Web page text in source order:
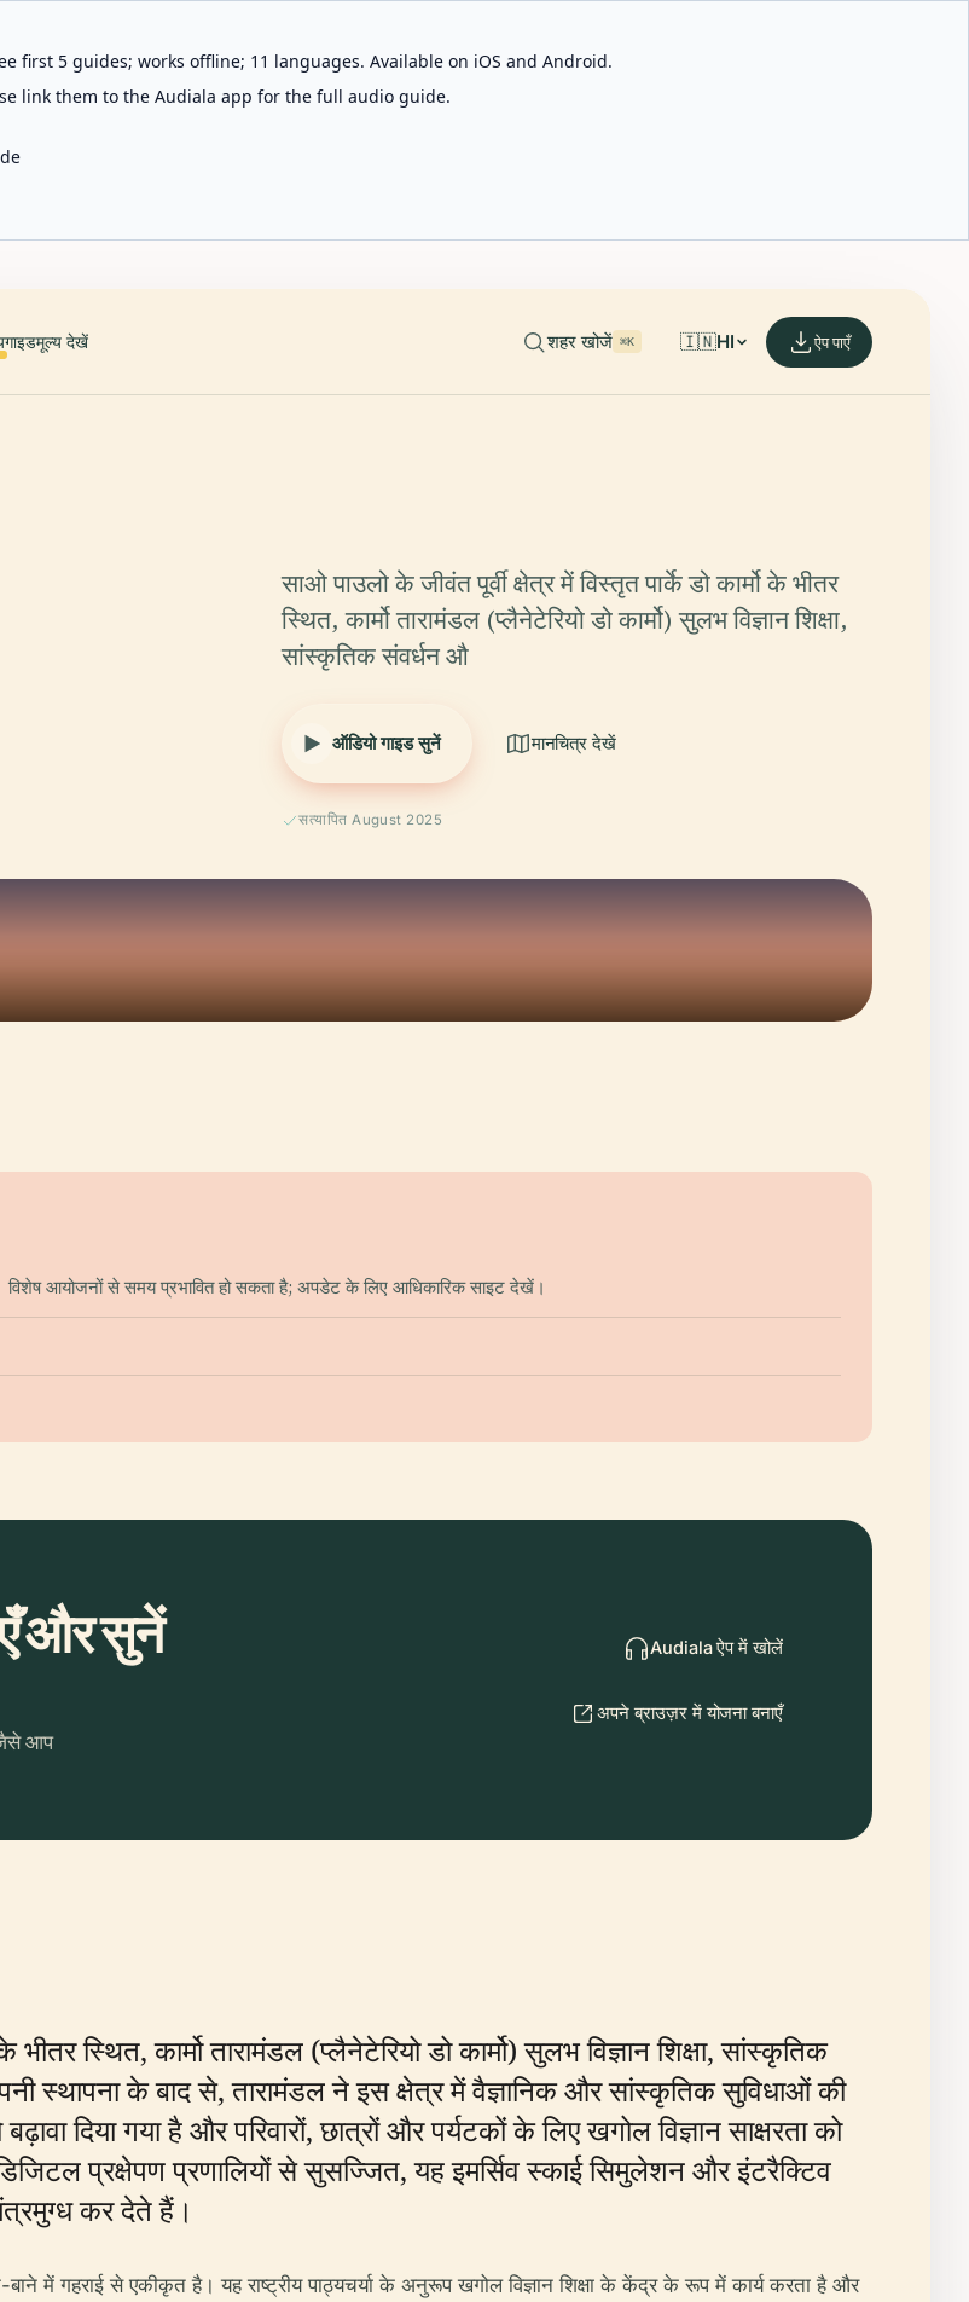
first 5 guides; works offline; 11 languages. Available on iOS and Android.
link them to the Audiala app for the full audio guide.
गाइडमूल्य देखें शहर खोजें ⌘K 🇮🇳HI ऐप पाएँ
साओ पाउलो के जीवंत पूर्वी क्षेत्र में विस्तृत पार्के डो कार्मो के भीतर
स्थित, कार्मो तारामंडल (प्लैनेटेरियो डो कार्मो) सुलभ विज्ञान शिक्षा,
सांस्कृतिक संवर्धन औ
ऑडियो गाइड सुनें मानचित्र देखें
सत्यापित August 2025
आयोजनों से समय प्रभावित हो सकता है; अपडेट के लिए आधिकारिक साइट देखें।
और सुनें
जैसे आप
Audiala ऐप में खोलें
अपने ब्राउज़र में योजना बनाएँ
स्थित, कार्मो तारामंडल (प्लैनेटेरियो डो कार्मो) सुलभ विज्ञान शिक्षा, सांस्कृतिक
स्थापना के बाद से, तारामंडल ने इस क्षेत्र में वैज्ञानिक और सांस्कृतिक सुविधाओं की
दिया गया है और परिवारों, छात्रों और पर्यटकों के लिए खगोल विज्ञान साक्षरता को
प्रक्षेपण प्रणालियों से सुसज्जित, यह इमर्सिव स्काई सिमुलेशन और इंटरैक्टिव
कर देते हैं।
में गहराई से एकीकृत है। यह राष्ट्रीय पाठ्यचर्या के अनुरूप खगोल विज्ञान शिक्षा के केंद्र के रूप में कार्य करता है और